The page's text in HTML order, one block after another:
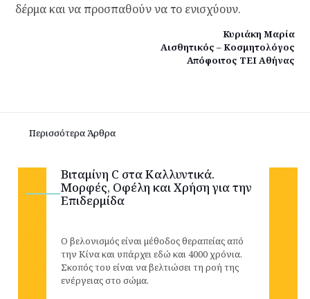
δέρμα και να προσπαθούν να το ενισχύουν.
Κυριάκη Μαρία
Αισθητικός – Κοσμητολόγος
Απόφοιτος ΤΕΙ Αθήνας
Περισσότερα Άρθρα
Βιταμίνη C στα Καλλυντικά.
Μορφές, Οφέλη και Χρήση για την
Επιδερμίδα
Ο βελονισμός είναι μέθοδος θεραπείας από
την Κίνα και υπάρχει εδώ και 4000 χρόνια.
Σκοπός του είναι να βελτιώσει τη ροή της
ενέργειας στο σώμα.